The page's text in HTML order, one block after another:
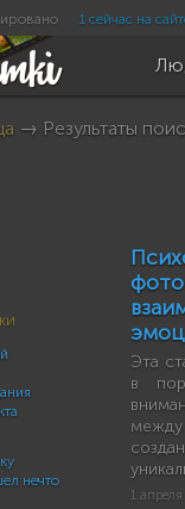
1 сейчас на
→ Результаты
нечто
Эта
в
1